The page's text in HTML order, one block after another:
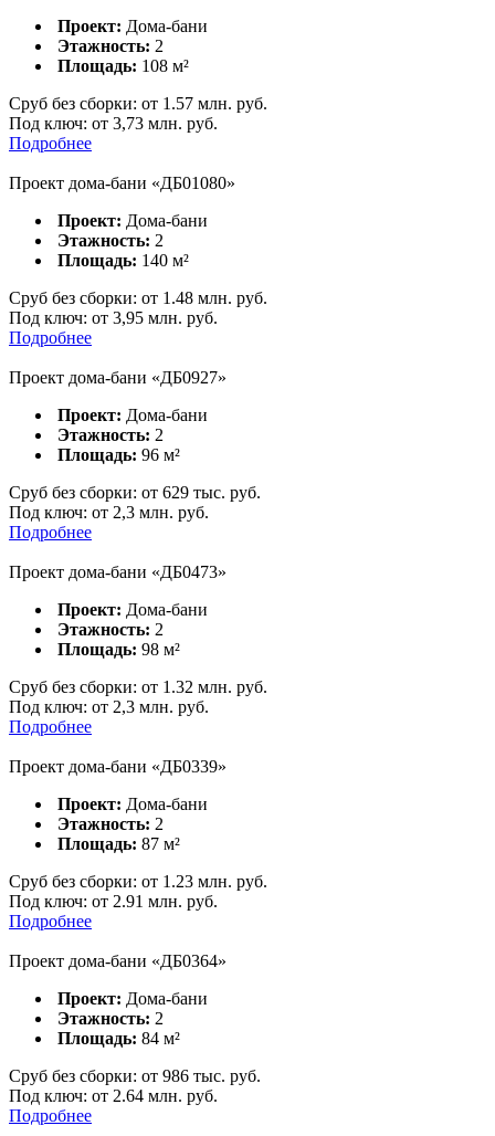
Проект: Дома-бани
Этажность: 2
Площадь: 108 м²
Сруб без сборки: от 1.57 млн. руб.
Под ключ: от 3,73 млн. руб.
Подробнее
Проект дома-бани «ДБ01080»
Проект: Дома-бани
Этажность: 2
Площадь: 140 м²
Сруб без сборки: от 1.48 млн. руб.
Под ключ: от 3,95 млн. руб.
Подробнее
Проект дома-бани «ДБ0927»
Проект: Дома-бани
Этажность: 2
Площадь: 96 м²
Сруб без сборки: от 629 тыс. руб.
Под ключ: от 2,3 млн. руб.
Подробнее
Проект дома-бани «ДБ0473»
Проект: Дома-бани
Этажность: 2
Площадь: 98 м²
Сруб без сборки: от 1.32 млн. руб.
Под ключ: от 2,3 млн. руб.
Подробнее
Проект дома-бани «ДБ0339»
Проект: Дома-бани
Этажность: 2
Площадь: 87 м²
Сруб без сборки: от 1.23 млн. руб.
Под ключ: от 2.91 млн. руб.
Подробнее
Проект дома-бани «ДБ0364»
Проект: Дома-бани
Этажность: 2
Площадь: 84 м²
Сруб без сборки: от 986 тыс. руб.
Под ключ: от 2.64 млн. руб.
Подробнее